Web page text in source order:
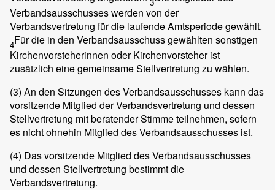
Verbandsausschusses werden von der
Verbandsvertretung für die laufende Amtsperiode gewählt.
4Für die in den Verbandsausschuss gewählten sonstigen
Kirchenvorsteherinnen oder Kirchenvorsteher ist
zusätzlich eine gemeinsame Stellvertretung zu wählen.
(3) An den Sitzungen des Verbandsausschusses kann das
vorsitzende Mitglied der Verbandsvertretung und dessen
Stellvertretung mit beratender Stimme teilnehmen, sofern
es nicht ohnehin Mitglied des Verbandsausschusses ist.
(4) Das vorsitzende Mitglied des Verbandsausschusses
und dessen Stellvertretung bestimmt die
Verbandsvertretung.